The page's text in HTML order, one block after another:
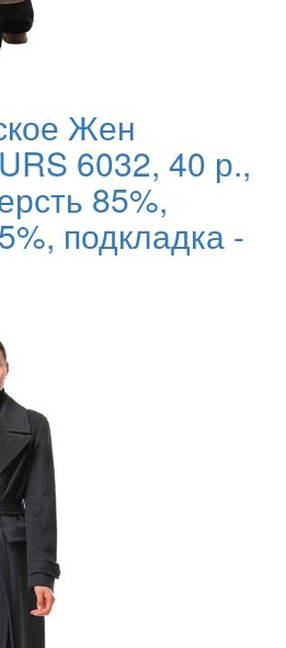
Жен
6032, 40 р.,
85%,
подкладка -